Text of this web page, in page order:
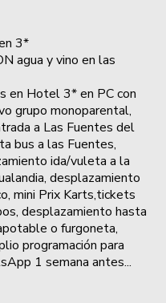
3*
agua y vino en las
en Hotel 3* en PC con
grupo monoparental,
a Las Fuentes del
bus a las Fuentes,
ida/vuleta a la
desplazamiento
mini Prix Karts,tickets
desplazamiento hasta
o furgoneta,
programación para
1 semana antes...